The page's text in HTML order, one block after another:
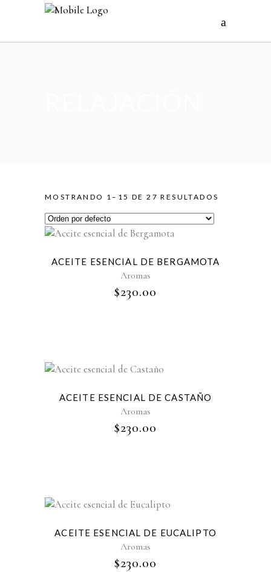
MOSTRANDO 1–15 DE 27 RESULTADOS
ACEITE ESENCIAL DE BERGAMOTA
Aromas
$230.00
ACEITE ESENCIAL DE CASTAÑO
Aromas
$230.00
ACEITE ESENCIAL DE EUCALIPTO
Aromas
$230.00